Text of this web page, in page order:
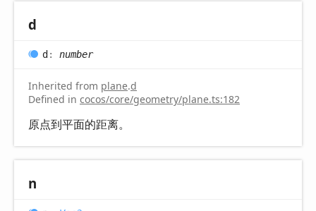
d
d: number
Inherited from plane.d
Defined in cocos/core/geometry/plane.ts:182
原点到平面的距离。
n